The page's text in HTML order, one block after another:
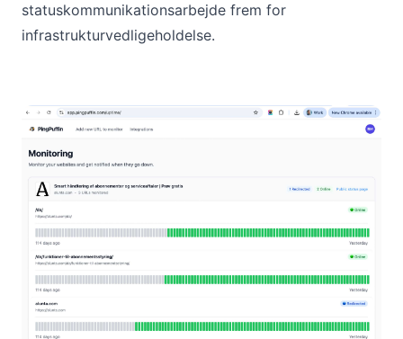
statuskommunikationsarbejde frem for
infrastrukturvedligeholdelse.